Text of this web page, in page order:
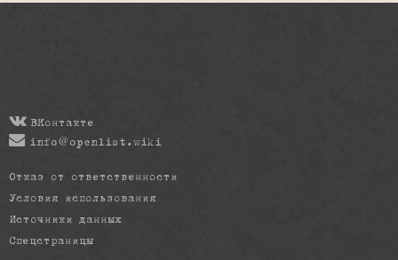
ВКонтакте
info@openlist.wiki
Отказ от ответственности
Условия использования
Источники данных
Спецстраницы